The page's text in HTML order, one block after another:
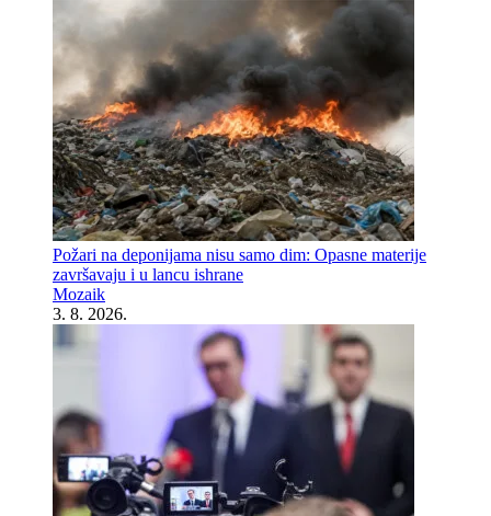
Požari na deponijama nisu samo dim: Opasne materije
završavaju i u lancu ishrane
Mozaik
3. 8. 2026.